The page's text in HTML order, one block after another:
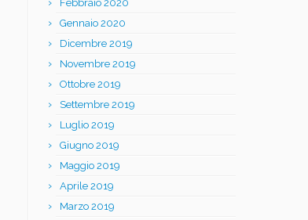
Febbraio 2020
Gennaio 2020
Dicembre 2019
Novembre 2019
Ottobre 2019
Settembre 2019
Luglio 2019
Giugno 2019
Maggio 2019
Aprile 2019
Marzo 2019